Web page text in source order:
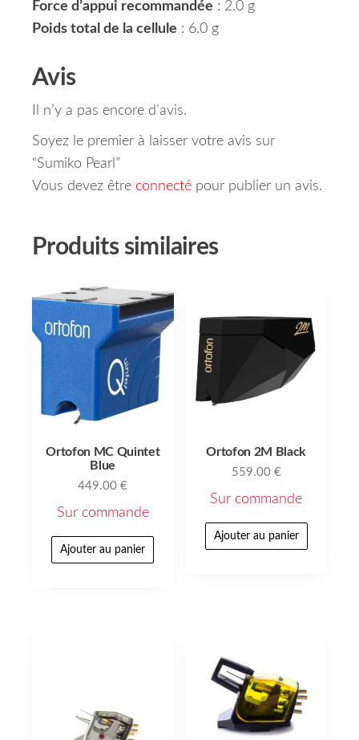
Force d’appui recommandée : 2.0 g
Poids total de la cellule : 6.0 g
Avis
Il n’y a pas encore d’avis.
Soyez le premier à laisser votre avis sur
“Sumiko Pearl”
Vous devez être connecté pour publier un avis.
Produits similaires
Ortofon MC Quintet
Blue
449.00€
Sur commande
Ajouter au panier
Ortofon 2M Black
559.00 €
Sur commande
Ajouter au panier